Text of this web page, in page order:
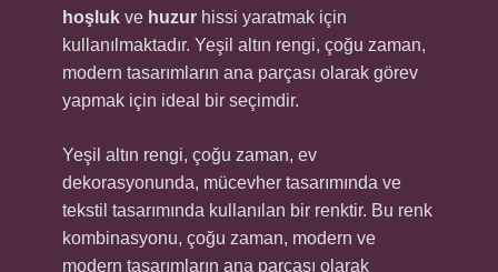
hoşluk ve huzur hissi yaratmak için
kullanılmaktadır. Yeşil altın rengi, çoğu zaman,
modern tasarımların ana parçası olarak görev
yapmak için ideal bir seçimdir.
Yeşil altın rengi, çoğu zaman, ev
dekorasyonunda, mücevher tasarımında ve
tekstil tasarımında kullanılan bir renktir. Bu renk
kombinasyonu, çoğu zaman, modern ve
modern tasarımların ana parçası olarak